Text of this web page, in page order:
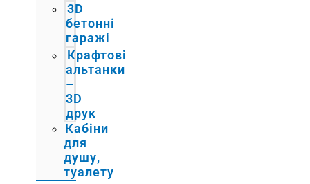
3D
бетонні
гаражі
Крафтові
альтанки
–
3D
друк
Кабіни
для
душу,
туалету